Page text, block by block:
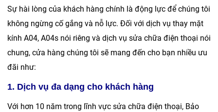
Sự hài lòng của khách hàng chính là động lực để chúng tôi
không ngừng cố gắng và nỗ lực. Đối với dịch vụ thay mặt
kính A04, A04s nói riêng và dịch vụ sửa chữa điện thoại nói
chung, cửa hàng chúng tôi sẽ mang đến cho bạn nhiều ưu
đãi như:
1. Dịch vụ đa dạng cho khách hàng
Với hơn 10 năm trong lĩnh vực sửa chữa điện thoại, Bảo